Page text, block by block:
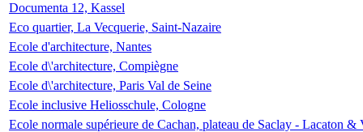
Documenta 12, Kassel
Eco quartier, La Vecquerie, Saint-Nazaire
Ecole d'architecture, Nantes
Ecole d\'architecture, Compiègne
Ecole d\'architecture, Paris Val de Seine
Ecole inclusive Heliosschule, Cologne
Ecole normale supérieure de Cachan, plateau de Saclay - Lacaton &